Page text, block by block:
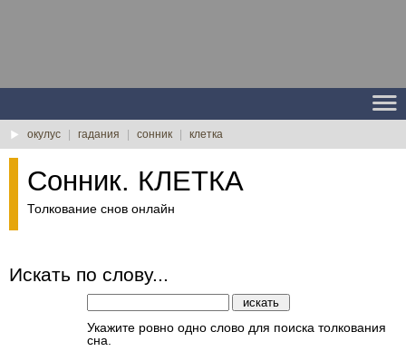
окулус гадания сонник клетка
Сонник. КЛЕТКА
Толкование снов онлайн
Искать по слову...
Укажите ровно одно слово для поиска толкования
сна.